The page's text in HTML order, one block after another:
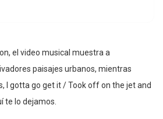
el video musical muestra a
paisajes urbanos, mientras
I gotta go get it / Took off on the jet and
te lo dejamos.